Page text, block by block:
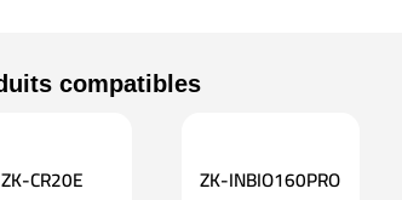
ZK-CR20E ZK-INBIO160PRO